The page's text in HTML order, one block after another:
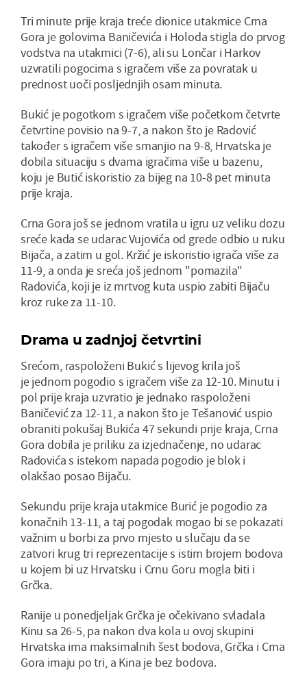
Tri minute prije kraja treće dionice utakmice Crna
Gora je golovima Baničevića i Holoda stigla do prvog
vodstva na utakmici (7-6), ali su Lončar i Harkov
uzvratili pogocima s igračem više za povratak u
prednost uoči posljednjih osam minuta.
Bukić je pogotkom s igračem više početkom četvrte
četvrtine povisio na 9-7, a nakon što je Radović
također s igračem više smanjio na 9-8, Hrvatska je
dobila situaciju s dvama igračima više u bazenu,
koju je Butić iskoristio za bijeg na 10-8 pet minuta
prije kraja.
Crna Gora još se jednom vratila u igru uz veliku dozu
sreće kada se udarac Vujovića od grede odbio u ruku
Bijača, a zatim u gol. Kržić je iskoristio igrača više za
11-9, a onda je sreća još jednom "pomazila"
Radovića, koji je iz mrtvog kuta uspio zabiti Bijaču
kroz ruke za 11-10.
Drama u zadnjoj četvrtini
Srećom, raspoloženi Bukić s lijevog krila još
je jednom pogodio s igračem više za 12-10. Minutu i
pol prije kraja uzvratio je jednako raspoloženi
Baničević za 12-11, a nakon što je Tešanović uspio
obraniti pokušaj Bukića 47 sekundi prije kraja, Crna
Gora dobila je priliku za izjednačenje, no udarac
Radovića s istekom napada pogodio je blok i
olakšao posao Bijaču.
Sekundu prije kraja utakmice Burić je pogodio za
konačnih 13-11, a taj pogodak mogao bi se pokazati
važnim u borbi za prvo mjesto u slučaju da se
zatvori krug tri reprezentacije s istim brojem bodova
u kojem bi uz Hrvatsku i Crnu Goru mogla biti i
Grčka.
Ranije u ponedjeljak Grčka je očekivano svladala
Kinu sa 26-5, pa nakon dva kola u ovoj skupini
Hrvatska ima maksimalnih šest bodova, Grčka i Crna
Gora imaju po tri, a Kina je bez bodova.